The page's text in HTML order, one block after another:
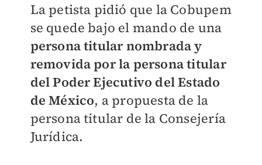
La petista pidió que la Cobupem
se quede bajo el mando de una
persona titular nombrada y
removida por la persona titular
del Poder Ejecutivo del Estado
de México, a propuesta de la
persona titular de la Consejería
Jurídica.